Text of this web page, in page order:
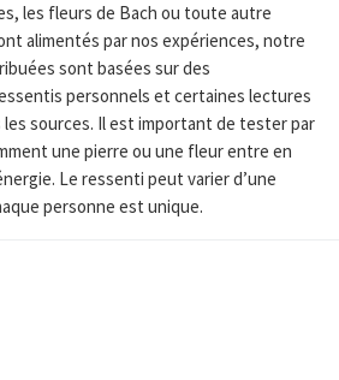
les fleurs de Bach ou toute autre
alimentés par nos expériences, notre
sont basées sur des
personnels et certaines lectures
sources. Il est important de tester par
une pierre ou une fleur entre en
Le ressenti peut varier d’une
personne est unique.